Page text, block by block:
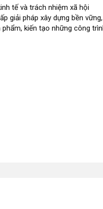
tế và trách nhiệm xã hội
giải pháp xây dựng bền vững,
kiến tạo những công